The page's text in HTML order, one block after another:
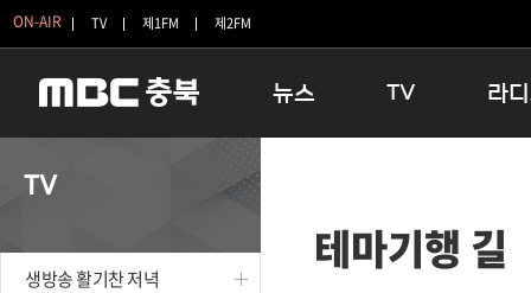
ON-AIR TV 제1FM 제2FM
뉴스 TV
인생내컷
테마기행 길
라
16:00
우리 고
TV
생방송 활기찬 저녁
테마기행 길